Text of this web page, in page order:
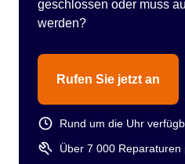
geschlossen oder muss
werden?
Rufen Sie jetzt an
Rund um die Uhr
Über 7 000 Reparaturen